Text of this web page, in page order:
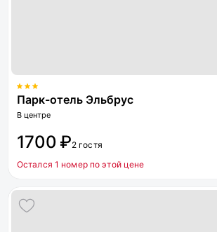
Парк-отель Эльбрус
В центре
1700 ₽2 гостя
Остался 1 номер по этой цене